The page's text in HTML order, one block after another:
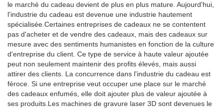
le marché du cadeau devient de plus en plus mature. Aujourd'hui,
l'industrie du cadeau est devenue une industrie hautement
spécialisée.Certaines entreprises de cadeaux ne se contentent
pas d'acheter et de vendre des cadeaux, mais des cadeaux sur
mesure avec des sentiments humanistes en fonction de la culture
d'entreprise du client. Ce type de service à haute valeur ajoutée
peut non seulement maintenir des profits élevés, mais aussi
attirer des clients. La concurrence dans l'industrie du cadeau est
féroce. Si une entreprise veut occuper une place sur le marché
des cadeaux enfumés, elle doit ajouter plus de valeur ajoutée à
ses produits.Les machines de gravure laser 3D sont devenues le